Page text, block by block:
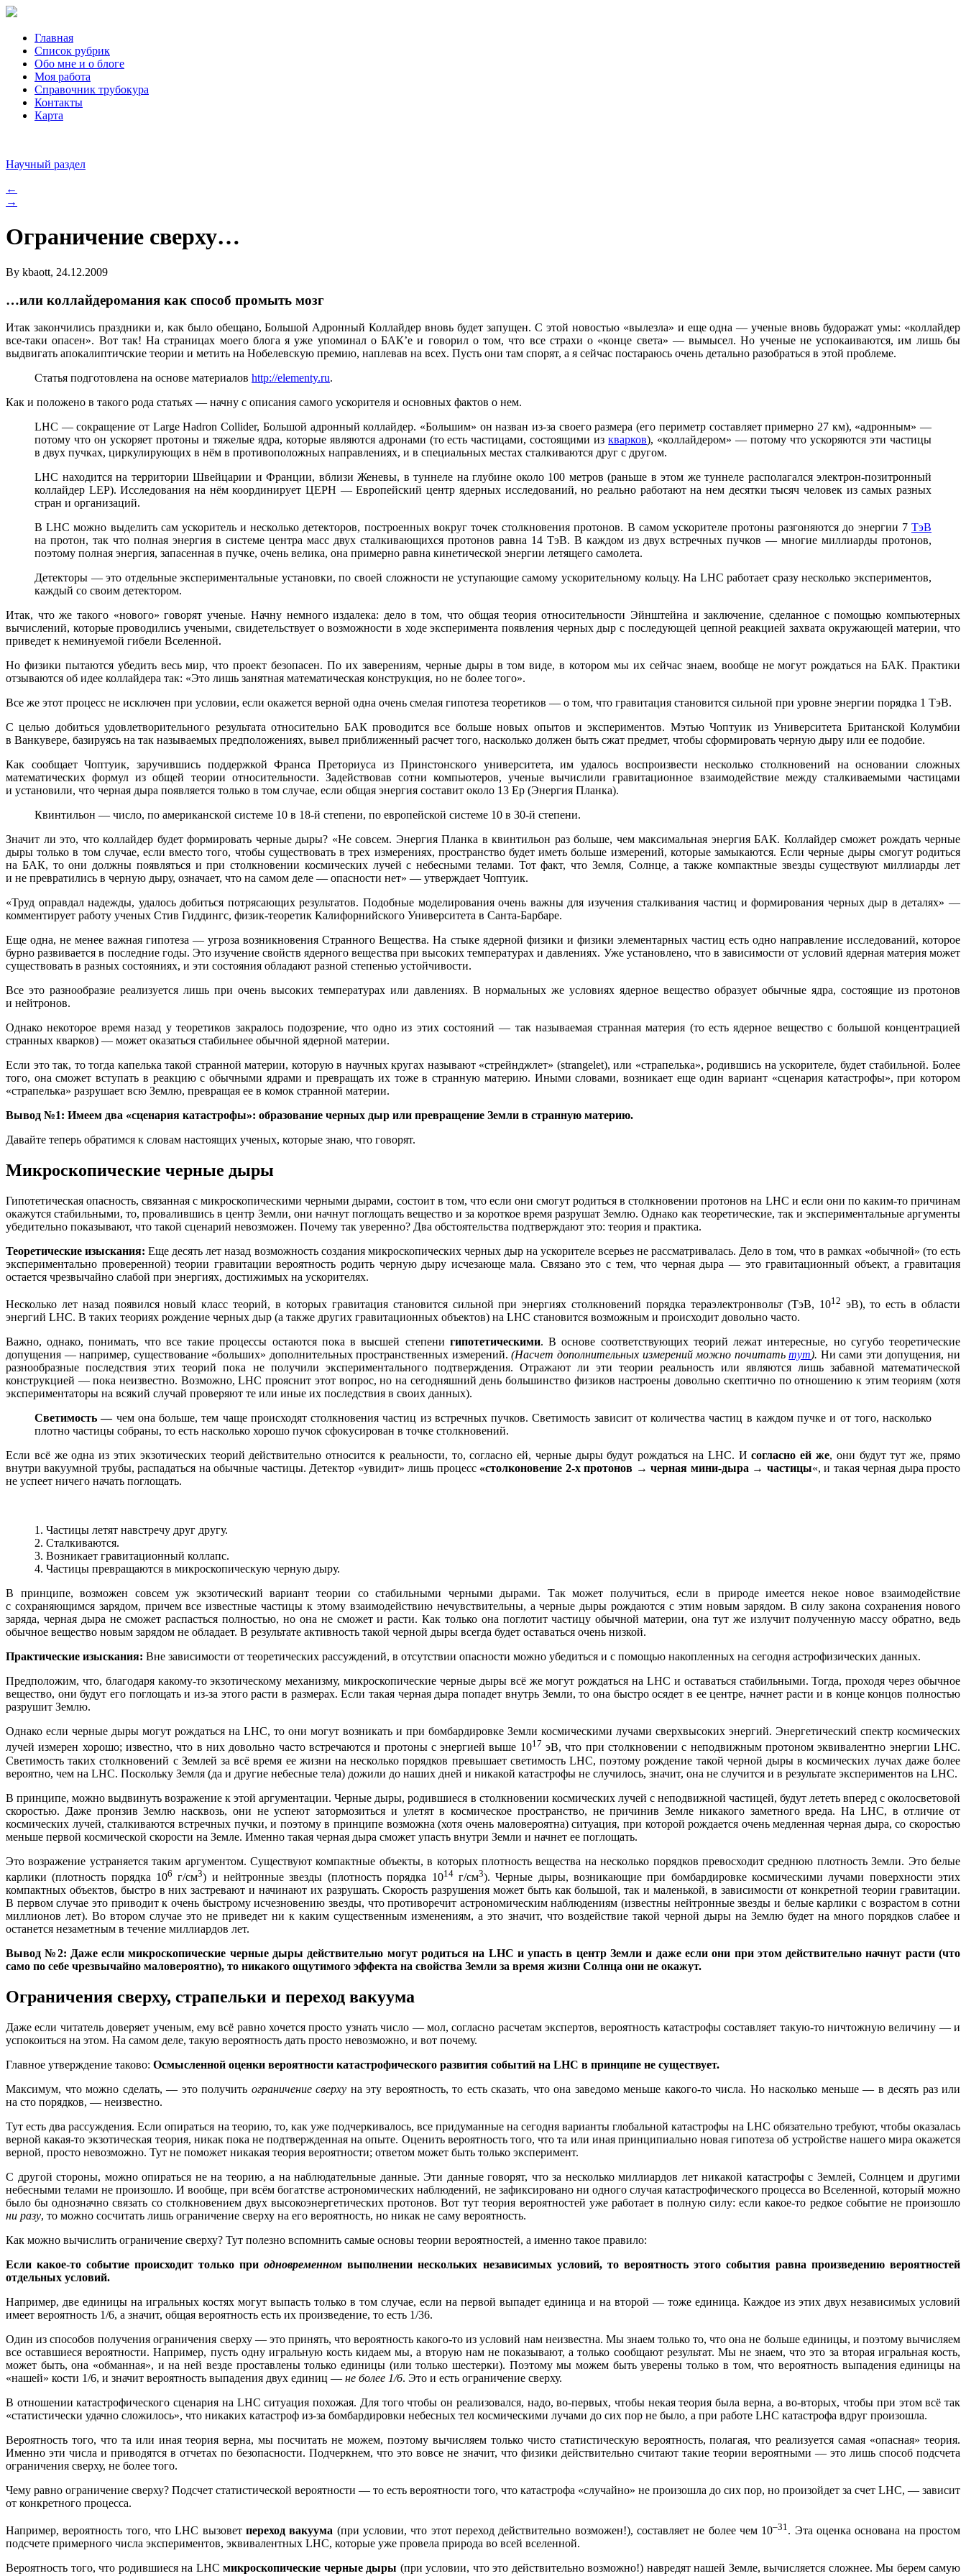
Главная
Список рубрик
Обо мне и о блоге
Моя работа
Справочник трубокура
Контакты
Карта
Научный раздел
←
→
Ограничение сверху…
By kbaott, 24.12.2009
…или коллайдеромания как способ промыть мозг
Итак закончились праздники и, как было обещано, Большой Адронный Коллайдер вновь будет запущен. С этой новостью «вылезла» и еще одна — ученые вновь будоражат умы: «коллайдер
все-таки опасен». Вот так! На страницах моего блога я уже упоминал о БАК’е и говорил о том, что все страхи о «конце света» — вымысел. Но ученые не успокаиваются, им лишь бы
выдвигать апокалиптичские теории и метить на Нобелевскую премию, наплевав на всех. Пусть они там спорят, а я сейчас постараюсь очень детально разобраться в этой проблеме.
Статья подготовлена на основе материалов http://elementy.ru.
Как и положено в такого рода статьях — начну с описания самого ускорителя и основных фактов о нем.
LHC — сокращение от Large Hadron Collider, Большой адронный коллайдер. «Большим» он назван из-за своего размера (его периметр составляет примерно 27 км), «адронным» —
потому что он ускоряет протоны и тяжелые ядра, которые являются адронами (то есть частицами, состоящими изкварков), «коллайдером» — потому что ускоряются эти частицы
в двух пучках, циркулирующих в нём в противоположных направлениях, и в специальных местах сталкиваются друг с другом.
LHC находится на территории Швейцарии и Франции, вблизи Женевы, в туннеле на глубине около 100 метров (раньше в этом же туннеле располагался электрон-позитронный
коллайдер LEP). Исследования на нём координирует ЦЕРН — Европейский центр ядерных исследований, но реально работают на нем десятки тысяч человек из самых разных
стран и организаций.
В LHC можно выделить сам ускоритель и несколько детекторов, построенных вокруг точек столкновения протонов. В самом ускорителе протоны разгоняются до энергии 7 ТэВ
на протон, так что полная энергия в системе центра масс двух сталкивающихся протонов равна 14 ТэВ. В каждом из двух встречных пучков — многие миллиарды протонов,
поэтому полная энергия, запасенная в пучке, очень велика, она примерно равна кинетической энергии летящего самолета.
Детекторы — это отдельные экспериментальные установки, по своей сложности не уступающие самому ускорительному кольцу. На LHC работает сразу несколько экспериментов,
каждый со своим детектором.
Итак, что же такого «нового» говорят ученые. Начну немного издалека: дело в том, что общая теория относительности Эйнштейна и заключение, сделанное с помощью компьютерных
вычислений, которые проводились учеными, свидетельствует о возможности в ходе эксперимента появления черных дыр с последующей цепной реакцией захвата окружающей материи, что
приведет к неминуемой гибели Вселенной.
Но физики пытаются убедить весь мир, что проект безопасен. По их заверениям, черные дыры в том виде, в котором мы их сейчас знаем, вообще не могут рождаться на БАК. Практики
отзываются об идее коллайдера так: «Это лишь занятная математическая конструкция, но не более того».
Все же этот процесс не исключен при условии, если окажется верной одна очень смелая гипотеза теоретиков — о том, что гравитация становится сильной при уровне энергии порядка 1 ТэВ.
С целью добиться удовлетворительного результата относительно БАК проводится все больше новых опытов и экспериментов. Мэтью Чоптуик из Университета Британской Колумбии
в Ванкувере, базируясь на так называемых предположениях, вывел приближенный расчет того, насколько должен быть сжат предмет, чтобы сформировать черную дыру или ее подобие.
Как сообщает Чоптуик, заручившись поддержкой Франса Преториуса из Принстонского университета, им удалось воспроизвести несколько столкновений на основании сложных
математических формул из общей теории относительности. Задействовав сотни компьютеров, ученые вычислили гравитационное взаимодействие между сталкиваемыми частицами
и установили, что черная дыра появляется только в том случае, если общая энергия составит около 13 Ep (Энергия Планка).
Квинтильон — число, по американской системе 10 в 18-й степени, по европейской системе 10 в 30-й степени.
Значит ли это, что коллайдер будет формировать черные дыры? «Не совсем. Энергия Планка в квинтильон раз больше, чем максимальная энергия БАК. Коллайдер сможет рождать черные
дыры только в том случае, если вместо того, чтобы существовать в трех измерениях, пространство будет иметь больше измерений, которые замыкаются. Если черные дыры смогут родиться
на БАК, то они должны появляться и при столкновении космических лучей с небесными телами. Тот факт, что Земля, Солнце, а также компактные звезды существуют миллиарды лет
и не превратились в черную дыру, означает, что на самом деле — опасности нет» — утверждает Чоптуик.
«Труд оправдал надежды, удалось добиться потрясающих результатов. Подобные моделирования очень важны для изучения сталкивания частиц и формирования черных дыр в деталях» —
комментирует работу ученых Стив Гиддингс, физик-теоретик Калифорнийского Университета в Санта-Барбаре.
Еще одна, не менее важная гипотеза — угроза возникновения Странного Вещества. На стыке ядерной физики и физики элементарных частиц есть одно направление исследований, которое
бурно развивается в последние годы. Это изучение свойств ядерного вещества при высоких температурах и давлениях. Уже установлено, что в зависимости от условий ядерная материя может
существовать в разных состояниях, и эти состояния обладают разной степенью устойчивости.
Все это разнообразие реализуется лишь при очень высоких температурах или давлениях. В нормальных же условиях ядерное вещество образует обычные ядра, состоящие из протонов
и нейтронов.
Однако некоторое время назад у теоретиков закралось подозрение, что одно из этих состояний — так называемая странная материя (то есть ядерное вещество с большой концентрацией
странных кварков) — может оказаться стабильнее обычной ядерной материи.
Если это так, то тогда капелька такой странной материи, которую в научных кругах называют «стрейнджлет» (strangelet), или «страпелька», родившись на ускорителе, будет стабильной. Более
того, она сможет вступать в реакцию с обычными ядрами и превращать их тоже в странную материю. Иными словами, возникает еще один вариант «сценария катастрофы», при котором
«страпелька» разрушает всю Землю, превращая ее в комок странной материи.
Вывод №1: Имеем два «сценария катастрофы»: образование черных дыр или превращение Земли в странную материю.
Давайте теперь обратимся к словам настоящих ученых, которые знаю, что говорят.
Микроскопические черные дыры
Гипотетическая опасность, связанная с микроскопическими черными дырами, состоит в том, что если они смогут родиться в столкновении протонов на LHC и если они по каким-то причинам
окажутся стабильными, то, провалившись в центр Земли, они начнут поглощать вещество и за короткое время разрушат Землю. Однако как теоретические, так и экспериментальные аргументы
убедительно показывают, что такой сценарий невозможен. Почему так уверенно? Два обстоятельства подтверждают это: теория и практика.
Теоретические изыскания:Еще десять лет назад возможность создания микроскопических черных дыр на ускорителе всерьез не рассматривалась. Дело в том, что в рамках «обычной» (то есть
экспериментально проверенной) теории гравитации вероятность родить черную дыру исчезающе мала. Связано это с тем, что черная дыра — это гравитационный объект, а гравитация
остается чрезвычайно слабой при энергиях, достижимых на ускорителях.
Несколько лет назад появился новый класс теорий, в которых гравитация становится сильной при энергиях столкновений порядка тераэлектронвольт (ТэВ, 1012 эВ), то есть в области
энергий LHC. В таких теориях рождение черных дыр (а также других гравитационных объектов) на LHC становится возможным и происходит довольно часто.
Важно, однако, понимать, что все такие процессы остаются пока в высшей степени гипотетическими. В основе соответствующих теорий лежат интересные, но сугубо теоретические
допущения — например, существование «больших» дополнительных пространственных измерений.(Насчет дополнительных измерений можно почитатьтут). Ни сами эти допущения, ни
разнообразные последствия этих теорий пока не получили экспериментального подтверждения. Отражают ли эти теории реальность или являются лишь забавной математической
конструкцией — пока неизвестно. Возможно, LHC прояснит этот вопрос, но на сегодняшний день большинство физиков настроены довольно скептично по отношению к этим теориям (хотя
экспериментаторы на всякий случай проверяют те или иные их последствия в своих данных).
Светимость —чем она больше, тем чаще происходят столкновения частиц из встречных пучков. Светимость зависит от количества частиц в каждом пучке и от того, насколько
плотно частицы собраны, то есть насколько хорошо пучок сфокусирован в точке столкновений.
Если всё же одна из этих экзотических теорий действительно относится к реальности, то, согласно ей, черные дыры будут рождаться на LHC. Исогласно ей же, они будут тут же, прямо
внутри вакуумной трубы, распадаться на обычные частицы. Детектор «увидит» лишь процесс «столконовение 2-х протонов → черная мини-дыра → частицы«, и такая черная дыра просто
не успеет ничего начать поглощать.
1. Частицы летят навстречу друг другу.
2. Сталкиваются.
3. Возникает гравитационный коллапс.
4. Частицы превращаются в микроскопическую черную дыру.
В принципе, возможен совсем уж экзотический вариант теории со стабильными черными дырами. Так может получиться, если в природе имеется некое новое взаимодействие
с сохраняющимся зарядом, причем все известные частицы к этому взаимодействию нечувствительны, а черные дыры рождаются с этим новым зарядом. В силу закона сохранения нового
заряда, черная дыра не сможет распасться полностью, но она не сможет и расти. Как только она поглотит частицу обычной материи, она тут же излучит полученную массу обратно, ведь
обычное вещество новым зарядом не обладает. В результате активность такой черной дыры всегда будет оставаться очень низкой.
Практические изыскания: Вне зависимости от теоретических рассуждений, в отсутствии опасности можно убедиться и с помощью накопленных на сегодня астрофизических данных.
Предположим, что, благодаря какому-то экзотическому механизму, микроскопические черные дыры всё же могут рождаться на LHC и оставаться стабильными. Тогда, проходя через обычное
вещество, они будут его поглощать и из-за этого расти в размерах. Если такая черная дыра попадет внутрь Земли, то она быстро осядет в ее центре, начнет расти и в конце концов полностью
разрушит Землю.
Однако если черные дыры могут рождаться на LHC, то они могут возникать и при бомбардировке Земли космическими лучами сверхвысоких энергий. Энергетический спектр космических
лучей измерен хорошо; известно, что в них довольно часто встречаются и протоны с энергией выше 1017 эВ, что при столкновении с неподвижным протоном эквивалентно энергии LHC.
Светимость таких столкновений с Землей за всё время ее жизни на несколько порядков превышает светимость LHC, поэтому рождение такой черной дыры в космических лучах даже более
вероятно, чем на LHC. Поскольку Земля (да и другие небесные тела) дожили до наших дней и никакой катастрофы не случилось, значит, она не случится и в результате экспериментов на LHC.
В принципе, можно выдвинуть возражение к этой аргументации. Черные дыры, родившиеся в столкновении космических лучей с неподвижной частицей, будут лететь вперед с околосветовой
скоростью. Даже пронзив Землю насквозь, они не успеют затормозиться и улетят в космическое пространство, не причинив Земле никакого заметного вреда. На LHC, в отличие от
космических лучей, сталкиваются встречных пучки, и поэтому в принципе возможна (хотя очень маловероятна) ситуация, при которой рождается очень медленная черная дыра, со скоростью
меньше первой космической скорости на Земле. Именно такая черная дыра сможет упасть внутри Земли и начнет ее поглощать.
Это возражение устраняется таким аргументом. Существуют компактные объекты, в которых плотность вещества на несколько порядков превосходит среднюю плотность Земли. Это белые
карлики (плотность порядка 106 г/см3) и нейтронные звезды (плотность порядка 1014г/см3). Черные дыры, возникающие при бомбардировке космическими лучами поверхности этих
компактных объектов, быстро в них застревают и начинают их разрушать. Скорость разрушения может быть как большой, так и маленькой, в зависимости от конкретной теории гравитации.
В первом случае это приводит к очень быстрому исчезновению звезды, что противоречит астрономическим наблюдениям (известны нейтронные звезды и белые карлики с возрастом в сотни
миллионов лет). Во втором случае это не приведет ни к каким существенным изменениям, а это значит, что воздействие такой черной дыры на Землю будет на много порядков слабее и
останется незаметным в течение миллиардов лет.
Вывод №2: Даже если микроскопические черные дыры действительно могут родиться на LHC и упасть в центр Земли и даже если они при этом действительно начнут расти (что
само по себе чрезвычайно маловероятно), то никакого ощутимого эффекта на свойства Земли за время жизни Солнца они не окажут.
Ограничения сверху, страпельки и переход вакуума
Даже если читатель доверяет ученым, ему всё равно хочется просто узнать число — мол, согласно расчетам экспертов, вероятность катастрофы составляет такую-то ничтожную величину — и
успокоиться на этом. На самом деле, такую вероятность дать просто невозможно, и вот почему.
Главное утверждение таково: Осмысленной оценки вероятности катастрофического развития событий на LHC в принципе не существует.
Максимум, что можно сделать, — это получить ограничение сверху на эту вероятность, то есть сказать, что она заведомо меньше какого-то числа. Но насколько меньше — в десять раз или
на сто порядков, — неизвестно.
Тут есть два рассуждения. Если опираться на теорию, то, как уже подчеркивалось, все придуманные на сегодня варианты глобальной катастрофы на LHC обязательно требуют, чтобы оказалась
верной какая-то экзотическая теория, никак пока не подтвержденная на опыте. Оценить вероятность того, что та или иная принципиально новая гипотеза об устройстве нашего мира окажется
верной, просто невозможно. Тут не поможет никакая теория вероятности; ответом может быть только эксперимент.
С другой стороны, можно опираться не на теорию, а на наблюдательные данные. Эти данные говорят, что за несколько миллиардов лет никакой катастрофы с Землей, Солнцем и другими
небесными телами не произошло. И вообще, при всём богатстве астрономических наблюдений, не зафиксировано ни одного случая катастрофического процесса во Вселенной, который можно
было бы однозначно связать со столкновением двух высокоэнергетических протонов. Вот тут теория вероятностей уже работает в полную силу: если какое-то редкое событие не произошло
ни разу, то можно сосчитать лишь ограничение сверху на его вероятность, но никак не саму вероятность.
Как можно вычислить ограничение сверху? Тут полезно вспомнить самые основы теории вероятностей, а именно такое правило:
Если какое-то событие происходит только приодновременном выполнении нескольких независимых условий, то вероятность этого события равна произведению вероятностей
отдельных условий.
Например, две единицы на игральных костях могут выпасть только в том случае, если на первой выпадет единица и на второй — тоже единица. Каждое из этих двух независимых условий
имеет вероятность 1/6, а значит, общая вероятность есть их произведение, то есть 1/36.
Один из способов получения ограничения сверху — это принять, что вероятность какого-то из условий нам неизвестна. Мы знаем только то, что она не больше единицы, и поэтому вычисляем
все оставшиеся вероятности. Например, пусть одну игральную кость кидаем мы, а вторую нам не показывают, а только сообщают результат. Мы не знаем, что это за вторая игральная кость,
может быть, она «обманная», и на ней везде проставлены только единицы (или только шестерки). Поэтому мы можем быть уверены только в том, что вероятность выпадения единицы на
«нашей» кости 1/6, и значит вероятность выпадения двух единиц — не более 1/6. Это и есть ограничение сверху.
В отношении катастрофического сценария на LHC ситуация похожая. Для того чтобы он реализовался, надо, во-первых, чтобы некая теория была верна, а во-вторых, чтобы при этом всё так
«статистически удачно сложилось», что никаких катастроф из-за бомбардировки небесных тел космическими лучами до сих пор не было, а при работе LHC катастрофа вдруг произошла.
Вероятность того, что та или иная теория верна, мы посчитать не можем, поэтому вычисляем только чисто статистическую вероятность, полагая, что реализуется самая «опасная» теория.
Именно эти числа и приводятся в отчетах по безопасности. Подчеркнем, что это вовсе не значит, что физики действительно считают такие теории вероятными — это лишь способ подсчета
ограничения сверху, не более того.
Чему равно ограничение сверху? Подсчет статистической вероятности — то есть вероятности того, что катастрофа «случайно» не произошла до сих пор, но произойдет за счет LHC, — зависит
от конкретного процесса.
Например, вероятность того, что LHC вызовет переход вакуума (при условии, что этот переход действительно возможен!), составляет не более чем 10–31 . Эта оценка основана на простом
подсчете примерного числа экспериментов, эквивалентных LHC, которые уже провела природа во всей вселенной.
Вероятность того, что родившиеся на LHC микроскопические черные дыры (при условии, что это действительно возможно!) навредят нашей Земле, вычисляется сложнее. Мы берем самую